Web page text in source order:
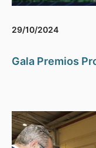
29/10/2024
Gala Premios